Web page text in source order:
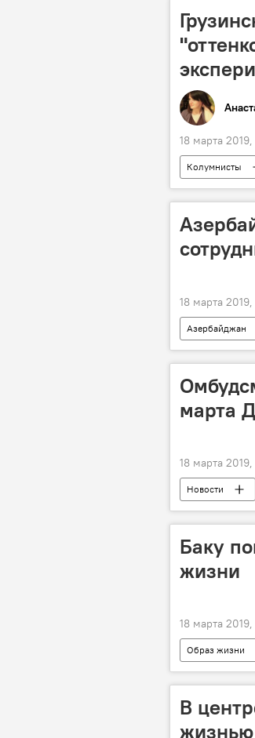
18 марта 2019,
Колумнисты
18 марта 2019,
Азербайджан
марта
18 марта
Новости
Баку
жизни
18 марта 2019,
Образ жизни
В
жизнью